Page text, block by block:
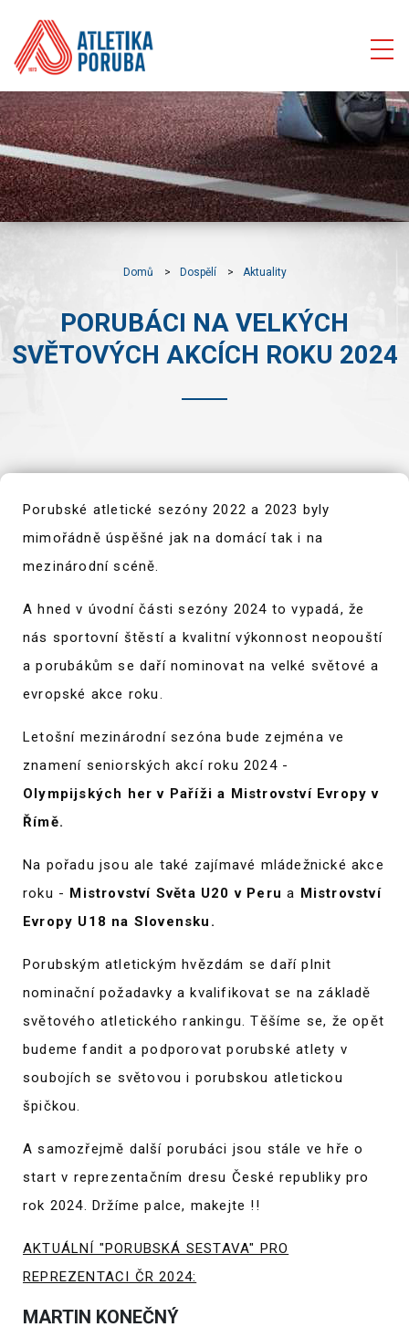
Domů Dospělí Aktuality
PORUBÁCI NA VELKÝCH
SVĚTOVÝCH AKCÍCH ROKU 2024
Porubské atletické sezóny 2022 a 2023 byly
mimořádně úspěšné jak na domácí tak i na
mezinárodní scéně.
A hned v úvodní části sezóny 2024 to vypadá, že
nás sportovní štěstí a kvalitní výkonnost neopouští
a porubákům se daří nominovat na velké světové a
evropské akce roku.
Letošní mezinárodní sezóna bude zejména ve
znamení seniorských akcí roku 2024 -
Olympijských her v Paříži a Mistrovství Evropy v
Římě.
Na pořadu jsou ale také zajímavé mládežnické akce
roku - Mistrovství Světa U20 v Perua Mistrovství
Evropy U18 na Slovensku.
Porubským atletickým hvězdám se daří plnit
nominační požadavky a kvalifikovat se na základě
světového atletického rankingu. Těšíme se, že opět
budeme fandit a podporovat porubské atlety v
soubojích se světovou i porubskou atletickou
špičkou.
A samozřejmě další porubáci jsou stále ve hře o
start v reprezentačním dresu České republiky pro
rok 2024. Držíme palce, makejte !!
AKTUÁLNÍ "PORUBSKÁ SESTAVA" PRO
REPREZENTACI ČR 2024:
MARTIN KONEČNÝ